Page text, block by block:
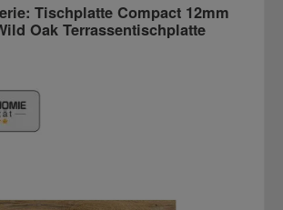
Tischplatte Compact 12mm
Oak Terrassentischplatte